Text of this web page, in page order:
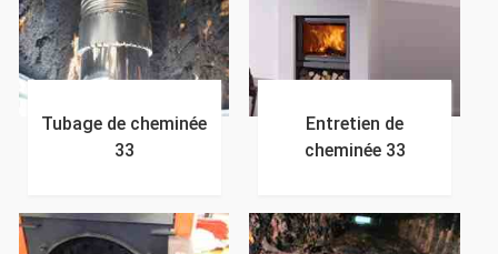
Tubage de cheminée
33
Entretien de
cheminée 33